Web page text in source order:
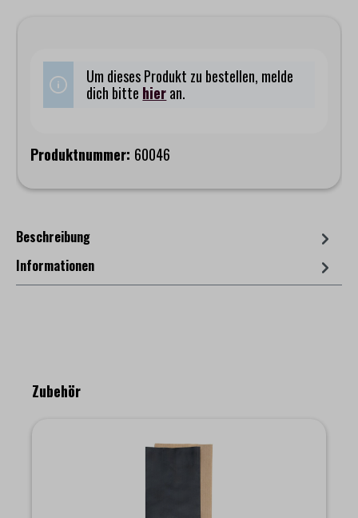
Um dieses Produkt zu bestellen, melde
dich bitte hieran.
Produktnummer: 60046
Beschreibung
Informationen
Produktgalerie überspringen
Zubehör